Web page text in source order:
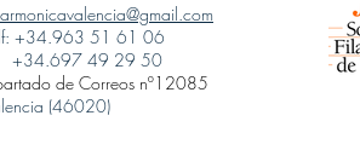
+34.963 51 61 06
49 29 50
de Correos nº12085
(46020)